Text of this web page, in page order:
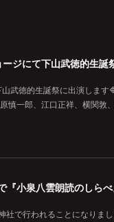
ジにて下山武徳的生誕
武徳的生誕祭に出演しま
慎一郎、江口正祥、横関
小泉八雲朗読のしらべ
で行われることになりま